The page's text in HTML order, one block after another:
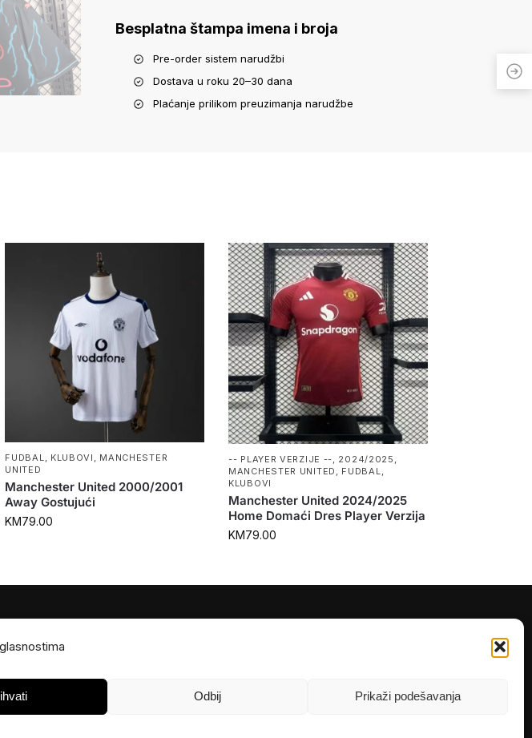
Odbij Prikaži podešavanja
Besplatna štampa imena i broja
Pre-order sistem narudžbi
Dostava u roku 20–30 dana
Plaćanje prilikom preuzimanja narudžbe
FUDBAL KLUBOVI
MANCHESTER
UNITED
Manchester United 2000/2001
Away Gostujući
KM79.00
-- PLAYER VERZIJE --, 2024/2025 ,
MANCHESTER UNITED , FUDBAL,
KLUBOVI
Manchester United 2024/2025
Home Domaći Dres Player Verzija
KM79.00
POMOĆ
Politika privatnosti